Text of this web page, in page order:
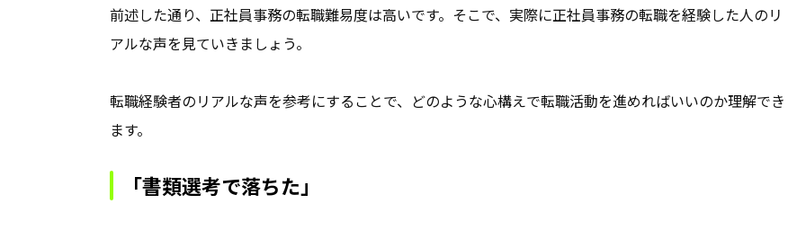
前述した通り、正社員事務の転職難易度は高いです。そこで、実際に正社員事務の転職を経験した人のリ
アルな声を見ていきましょう。
転職経験者のリアルな声を参考にすることで、どのような心構えで転職活動を進めればいいのか理解でき
ます。
「書類選考で落ちた」